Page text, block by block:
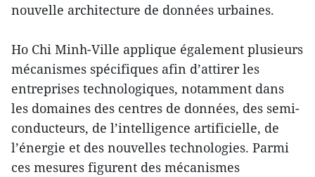
nouvelle architecture de données urbaines.
Ho Chi Minh-Ville applique également plusieurs
mécanismes spécifiques afin d’attirer les
entreprises technologiques, notamment dans
les domaines des centres de données, des semi-
conducteurs, de l’intelligence artificielle, de
l’énergie et des nouvelles technologies. Parmi
ces mesures figurent des mécanismes